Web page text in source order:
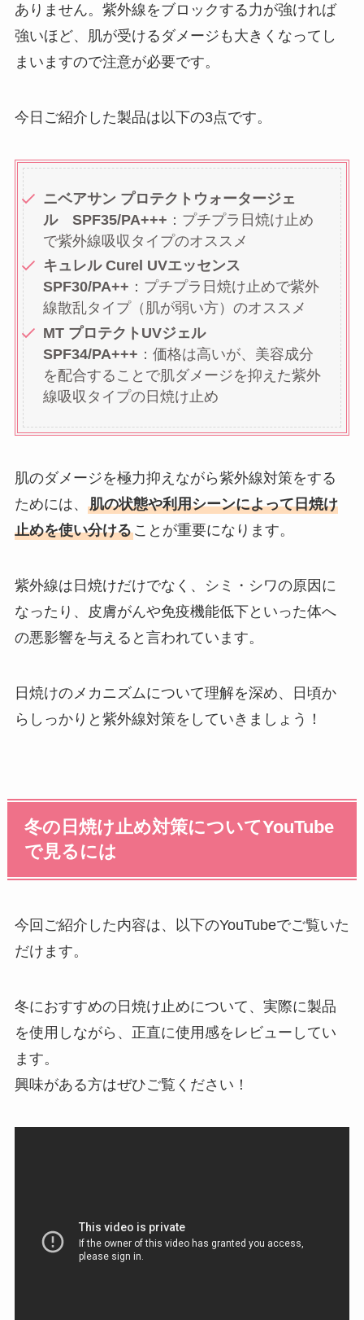
ありません。紫外線をブロックする力が強ければ
強いほど、肌が受けるダメージも大きくなってし
まいますので注意が必要です。
今日ご紹介した製品は以下の3点です。
ニベアサン プロテクトウォータージェ
ル SPF35/PA+++ ：プチプラ日焼け止め
で紫外線吸収タイプのオススメ
キュレル Curel UVエッセンス
SPF30/PA++ ：プチプラ日焼け止めで紫外
線散乱タイプ（肌が弱い方）のオススメ
MT プロテクトUVジェル
SPF34/PA+++ ：価格は高いが、美容成分
を配合することで肌ダメージを抑えた紫外
線吸収タイプの日焼け止め
肌のダメージを極力抑えながら紫外線対策をする
ためには、 肌の状態や利用シーンによって日焼け
止めを使い分けることが重要になります。
紫外線は日焼けだけでなく、シミ・シワの原因に
なったり、皮膚がんや免疫機能低下といった体へ
の悪影響を与えると言われています。
日焼けのメカニズムについて理解を深め、日頃か
らしっかりと紫外線対策をしていきましょう！
冬の日焼け止め対策についてYouTube
で見るには
今回ご紹介した内容は、以下のYouTubeでご覧いた
だけます。
冬におすすめの日焼け止めについて、実際に製品
を使用しながら、正直に使用感をレビューしてい
ます。
興味がある方はぜひご覧ください！